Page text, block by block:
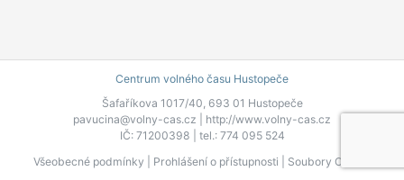
Centrum volného času Hustopeče
Šafaříkova 1017/40, 693 01 Hustopeče
pavucina@volny-cas.cz | http://www.volny-cas.cz
IČ: 71200398 | tel.: 774 095 524
Všeobecné podmínky
Prohlášení o přístupnosti Soubory Cookie